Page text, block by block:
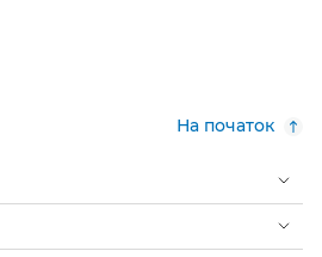
На початок